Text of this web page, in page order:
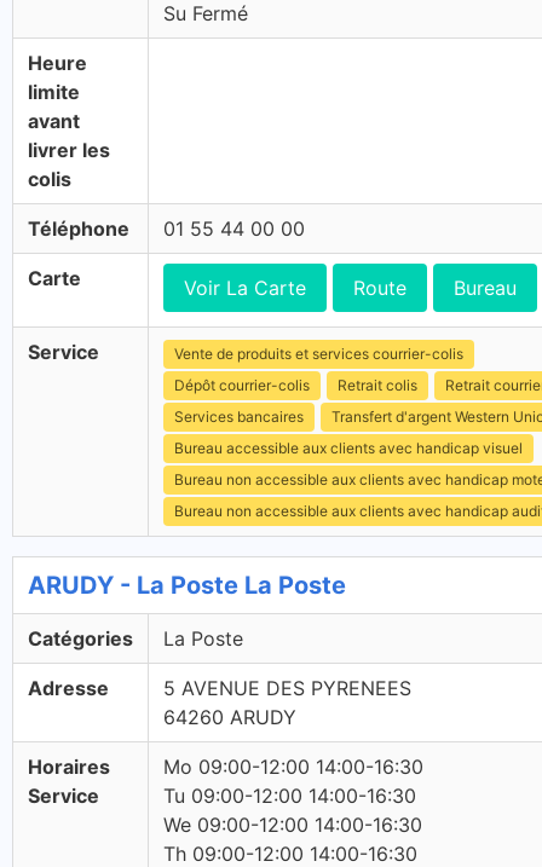
Su Fermé
Heure
limite
avant
livrer les
colis
Téléphone 01 55 44 00 00
Carte Voir La Carte Route Bureau
Service
Vente de produits et services courrier-colis
Dépôt courrier-colis
Retrait colis
Retrait
Services bancaires
Transfert d'argent Western
Bureau accessible aux clients avec handicap visuel
Bureau non accessible aux clients avec handicap
Bureau non accessible aux clients avec handicap
ARUDY - La Poste La Poste
Catégories La Poste
Adresse
5 AVENUE DES PYRENEES
64260 ARUDY
Horaires
Service
Mo 09:00-12:00 14:00-16:30
Tu 09:00-12:00 14:00-16:30
We 09:00-12:00 14:00-16:30
Th 09:00-12:00 14:00-16:30